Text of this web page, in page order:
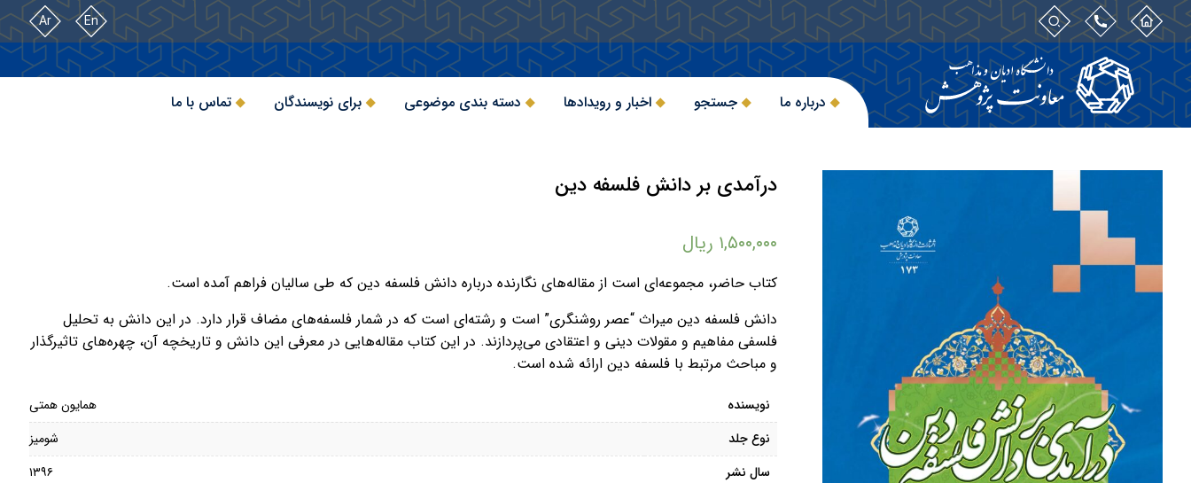
En
Ar
درباره ما جستجو اخبار و رویدادها دسته بندی موضوعی برای نویسندگان تماس با ما
درآمدی بر دانش فلسفه دین
۱,۵۰۰,۰۰۰ ریال
کتاب حاضر، مجموعه‌ای است از مقاله‌های نگارنده درباره دانش فلسفه دین که طی سالیان فراهم آمده است.
دانش فلسفه دین میراث “عصر روشنگری” است و رشته‌ای است که در شمار فلسفه‌های مضاف قرار دارد. در این دانش به تحلیل
فلسفی مفاهیم و مقولات دینی و اعتقادی می‌پردازند. در این کتاب مقاله‌هایی در معرفی این دانش و تاریخچه آن، چهره‌های تاثیرگذار
و مباحث مرتبط با فلسفه دین ارائه شده است.
نویسنده
همایون همتی
نوع جلد
شومیز
سال نشر
۱۳۹۶